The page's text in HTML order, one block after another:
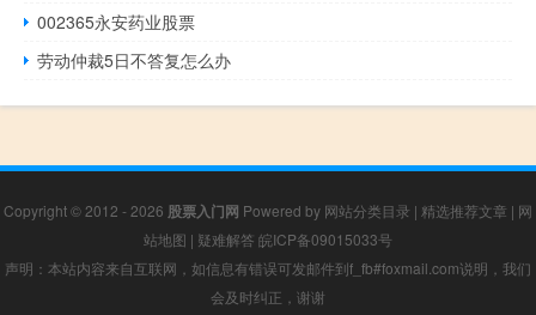
002365永安药业股票
劳动仲裁5日不答复怎么办
Copyright © 2012 - 2026 股票入门网 Powered by 网站分类目录 | 精选推荐文章 | 网
站地图 | 疑难解答 皖ICP备09015033号
声明：本站内容来自互联网，如信息有错误可发邮件到f_fb#foxmail.com说明，我们
会及时纠正，谢谢